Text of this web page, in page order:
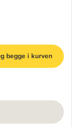
begge i kurven